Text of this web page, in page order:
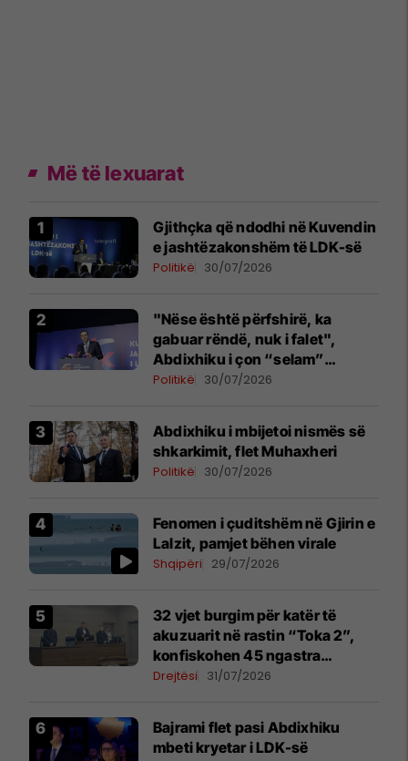
Më të lexuarat
Gjithçka që ndodhi në Kuvendin
e jashtëzakonshëm të LDK-së
Politikë 30/07/2026
"Nëse është përfshirë, ka
gabuar rëndë, nuk i falet",
Abdixhiku i çon “selam”
Përparim Ramës
Politikë 30/07/2026
Abdixhiku i mbijetoi nismës së
shkarkimit, flet Muhaxheri
Politikë 30/07/2026
Fenomen i çuditshëm në Gjirin e
Lalzit, pamjet bëhen virale
Shqipëri 29/07/2026
32 vjet burgim për katër të
akuzuarit në rastin “Toka 2”,
konfiskohen 45 ngastra
kadastrale
Drejtësi 31/07/2026
Bajrami flet pasi Abdixhiku
mbeti kryetar i LDK-së